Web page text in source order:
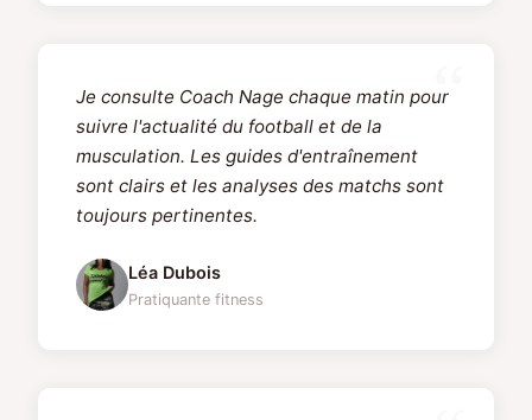
Je consulte Coach Nage chaque matin pour
suivre l'actualité du football et de la
musculation. Les guides d'entraînement
sont clairs et les analyses des matchs sont
toujours pertinentes.
Léa Dubois
Pratiquante fitness